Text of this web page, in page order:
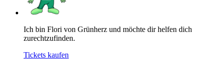
Ich bin Flori von Grünherz und möchte dir helfen dich
zurechtzufinden.
Tickets kaufen